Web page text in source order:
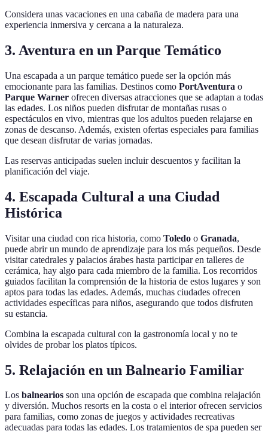
Considera unas vacaciones en una cabaña de madera para una
experiencia inmersiva y cercana a la naturaleza.
3. Aventura en un Parque Temático
Una escapada a un parque temático puede ser la opción más
emocionante para las familias. Destinos como PortAventura o
Parque Warner ofrecen diversas atracciones que se adaptan a todas
las edades. Los niños pueden disfrutar de montañas rusas o
espectáculos en vivo, mientras que los adultos pueden relajarse en
zonas de descanso. Además, existen ofertas especiales para familias
que desean disfrutar de varias jornadas.
Las reservas anticipadas suelen incluir descuentos y facilitan la
planificación del viaje.
4. Escapada Cultural a una Ciudad
Histórica
Visitar una ciudad con rica historia, como Toledo o Granada,
puede abrir un mundo de aprendizaje para los más pequeños. Desde
visitar catedrales y palacios árabes hasta participar en talleres de
cerámica, hay algo para cada miembro de la familia. Los recorridos
guiados facilitan la comprensión de la historia de estos lugares y son
aptos para todas las edades. Además, muchas ciudades ofrecen
actividades específicas para niños, asegurando que todos disfruten
su estancia.
Combina la escapada cultural con la gastronomía local y no te
olvides de probar los platos típicos.
5. Relajación en un Balneario Familiar
Los balnearios son una opción de escapada que combina relajación
y diversión. Muchos resorts en la costa o el interior ofrecen servicios
para familias, como zonas de juegos y actividades recreativas
adecuadas para todas las edades. Los tratamientos de spa pueden ser